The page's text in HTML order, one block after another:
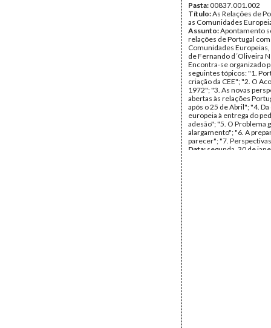
Pasta:00837.001.002
Título:As Relações de
as Comunidades
Assunto:Apontamento
relações de Portugal com
Comunidades
de Fernando d´Oliveira
Encontra-se organizado
seguintes tópicos: "1.
criação da CEE"; "2. O
1972"; "3. As novas
abertas às relações
após o 25 de Abril"; "4. Da
europeia à entrega do
adesão"; "5. O Problema
alargamento"; "6. A
parecer"; "7.
Data: segunda, 30 de